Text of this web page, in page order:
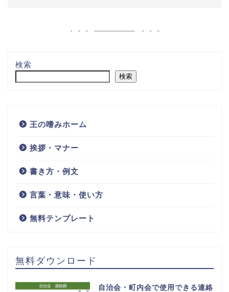
検索
検索
王の嗜みホーム
挨拶・マナー
書き方・例文
言葉・意味・使い方
無料テンプレート
無料ダウンロード
自治会・町内会で使用できる連絡